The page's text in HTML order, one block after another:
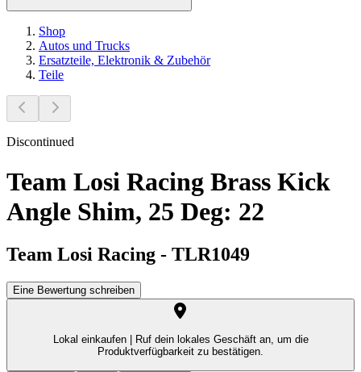
Shop
Autos und Trucks
Ersatzteile, Elektronik & Zubehör
Teile
Discontinued
Team Losi Racing Brass Kick
Angle Shim, 25 Deg: 22
Team Losi Racing - TLR1049
Eine Bewertung schreiben
Lokal einkaufen |
Ruf dein lokales Geschäft an, um die
Produktverfügbarkeit zu bestätigen.